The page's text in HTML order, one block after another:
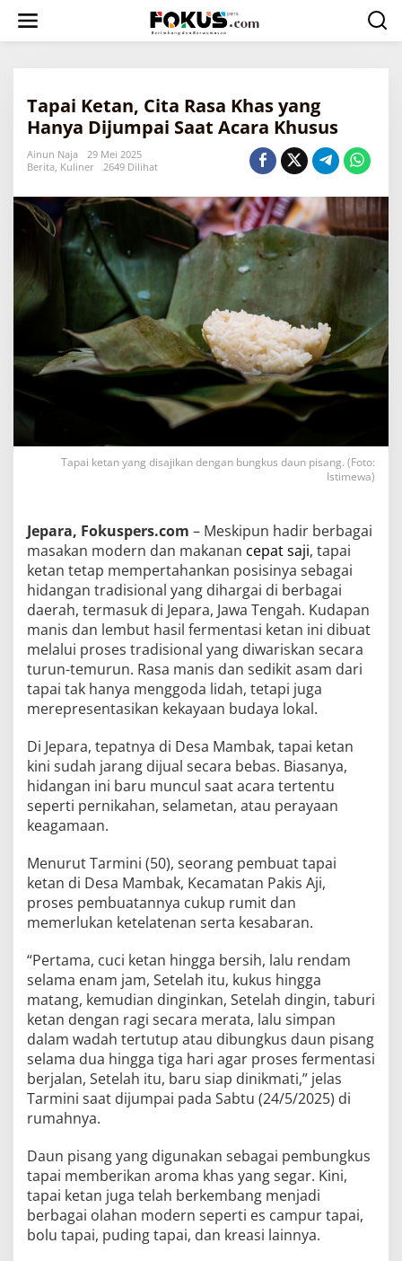
w
Tapai Ketan, Cita Rasa Khas yang
Hanya Dijumpai Saat Acara Khusus
Ainun Naja
29 Mei 2025
Berita, Kuliner 2649 Dilihat
Tapai ketan yang disajikan dengan bungkus daun pisang. (Foto:
Istimewa)
Jepara, Fokuspers.com – Meskipun hadir berbagai
masakan modern dan makanan cepat saji, tapai
ketan tetap mempertahankan posisinya sebagai
hidangan tradisional yang dihargai di berbagai
daerah, termasuk di Jepara, Jawa Tengah. Kudapan
manis dan lembut hasil fermentasi ketan ini dibuat
melalui proses tradisional yang diwariskan secara
turun-temurun. Rasa manis dan sedikit asam dari
tapai tak hanya menggoda lidah, tetapi juga
merepresentasikan kekayaan budaya lokal.
Di Jepara, tepatnya di Desa Mambak, tapai ketan
kini sudah jarang dijual secara bebas. Biasanya,
hidangan ini baru muncul saat acara tertentu
seperti pernikahan, selametan, atau perayaan
keagamaan.
Menurut Tarmini (50), seorang pembuat tapai
ketan di Desa Mambak, Kecamatan Pakis Aji,
proses pembuatannya cukup rumit dan
memerlukan ketelatenan serta kesabaran.
“Pertama, cuci ketan hingga bersih, lalu rendam
selama enam jam, Setelah itu, kukus hingga
matang, kemudian dinginkan, Setelah dingin, taburi
ketan dengan ragi secara merata, lalu simpan
dalam wadah tertutup atau dibungkus daun pisang
selama dua hingga tiga hari agar proses fermentasi
berjalan, Setelah itu, baru siap dinikmati,” jelas
Tarmini saat dijumpai pada Sabtu (24/5/2025) di
rumahnya.
Daun pisang yang digunakan sebagai pembungkus
tapai memberikan aroma khas yang segar. Kini,
tapai ketan juga telah berkembang menjadi
berbagai olahan modern seperti es campur tapai,
bolu tapai, puding tapai, dan kreasi lainnya.